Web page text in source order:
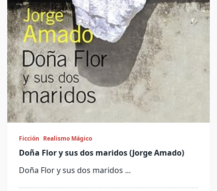
Ficción Realismo Mágico
Doña Flor y sus dos maridos (Jorge Amado)
Doña Flor y sus dos maridos ...